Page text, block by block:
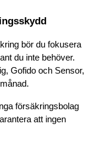
bör du fokusera
du inte behöver.
Gofido och Sensor,
försäkringsbolag
att ingen